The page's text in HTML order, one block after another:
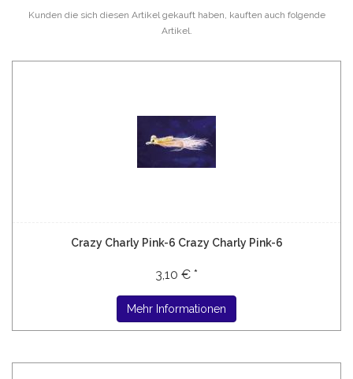
Kunden die sich diesen Artikel gekauft haben, kauften auch folgende
Artikel.
Crazy Charly Pink-6 Crazy Charly Pink-6
3,10 € *
Mehr Informationen